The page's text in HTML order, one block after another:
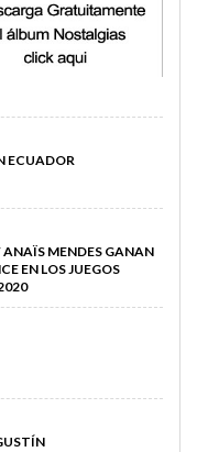
ECUADOR
MENDES GANAN
EN LOS JUEGOS